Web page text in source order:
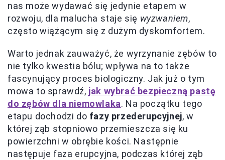
nas może wydawać się jedynie etapem w
rozwoju, dla malucha staje się wyzwaniem,
często wiążącym się z dużym dyskomfortem.
Warto jednak zauważyć, że wyrzynanie zębów to
nie tylko kwestia bólu; wpływa na to także
fascynujący proces biologiczny. Jak już o tym
mowa to sprawdź, jak wybrać bezpieczną pastę
do zębów dla niemowlaka. Na początku tego
etapu dochodzi do fazy przederupcyjnej, w
której ząb stopniowo przemieszcza się ku
powierzchni w obrębie kości. Następnie
następuje faza erupcyjna, podczas której ząb